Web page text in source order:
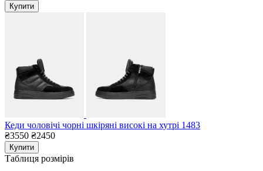
Купити
Кеди чоловічі чорні шкіряні високі на хутрі 1483
₴3550 ₴2450
Купити
Таблиця розмірів